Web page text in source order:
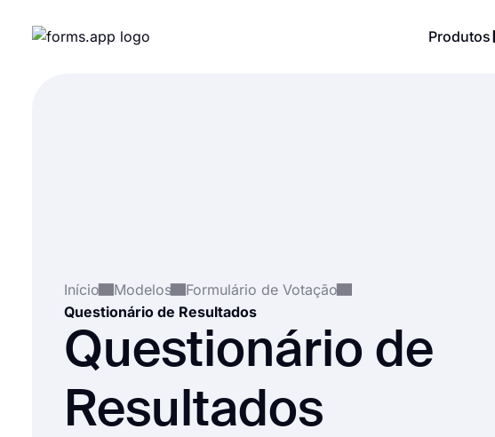
Produtos
Início Modelos
Formulário de Votação
Questionário de Resultados
Questionário de
Resultados